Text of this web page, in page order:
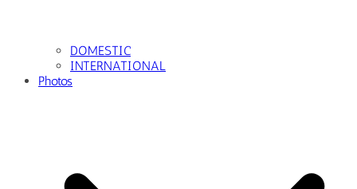
DOMESTIC
INTERNATIONAL
Photos